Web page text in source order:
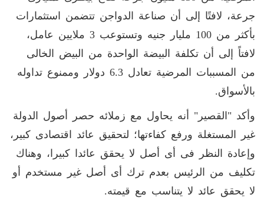
جرعة، لافتًا إلى أن صناعة الدواجن تتضمن استثمارات
بأكثر من 100 مليار جنيه وتستوعب 3 ملايين عامل،
لافتاً إلى أن تكلفة البيضة الواحدة من البيض الخالى
من المسببات المرضية تعادل 6.3 دولار وممنوع تداوله
بالأسواق.
وأكد "القصير" أنه يحاول مع زملائه حصر أصول الدولة
غير المستغلة ورفع كفاءتها؛ لتحقيق عائد اقتصادى كبير،
وإعادة النظر فى أى أصل لا يحقق عائدا كبيرا، وهناك
تكليف من الرئيس بعدم ترك أى أصل غير مستخدم أو
لا يحقق عائد لا يتناسب مع قيمته.